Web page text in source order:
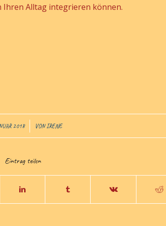
Ihren Alltag integrieren können.
2018 VONIRENE
Eintrag teilen